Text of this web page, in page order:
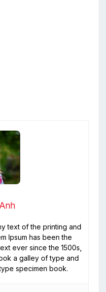
text of the printing and
Ipsum has been the
ever since the 1500s,
a galley of type and
specimen book.